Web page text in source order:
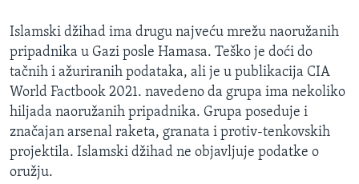
Islamski džihad ima drugu najveću mrežu naoružanih
pripadnika u Gazi posle Hamasa. Teško je doći do
tačnih i ažuriranih podataka, ali je u publikacija CIA
World Factbook 2021. navedeno da grupa ima nekoliko
hiljada naoružanih pripadnika. Grupa poseduje i
značajan arsenal raketa, granata i protiv-tenkovskih
projektila. Islamski džihad ne objavljuje podatke o
oružju.